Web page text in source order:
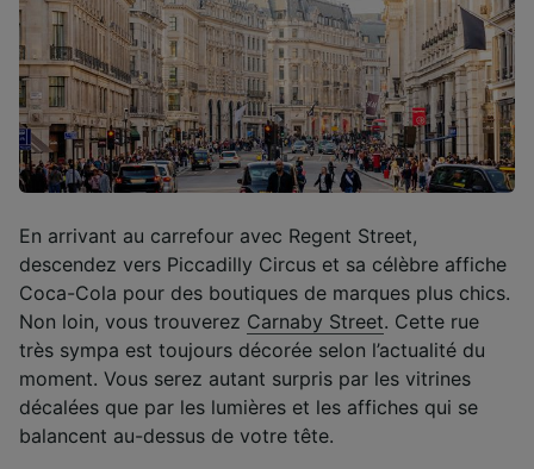
En arrivant au carrefour avec Regent Street,
descendez vers Piccadilly Circus et sa célèbre affiche
Coca-Cola pour des boutiques de marques plus chics.
Non loin, vous trouverez Carnaby Street. Cette rue
très sympa est toujours décorée selon l’actualité du
moment. Vous serez autant surpris par les vitrines
décalées que par les lumières et les affiches qui se
balancent au-dessus de votre tête.